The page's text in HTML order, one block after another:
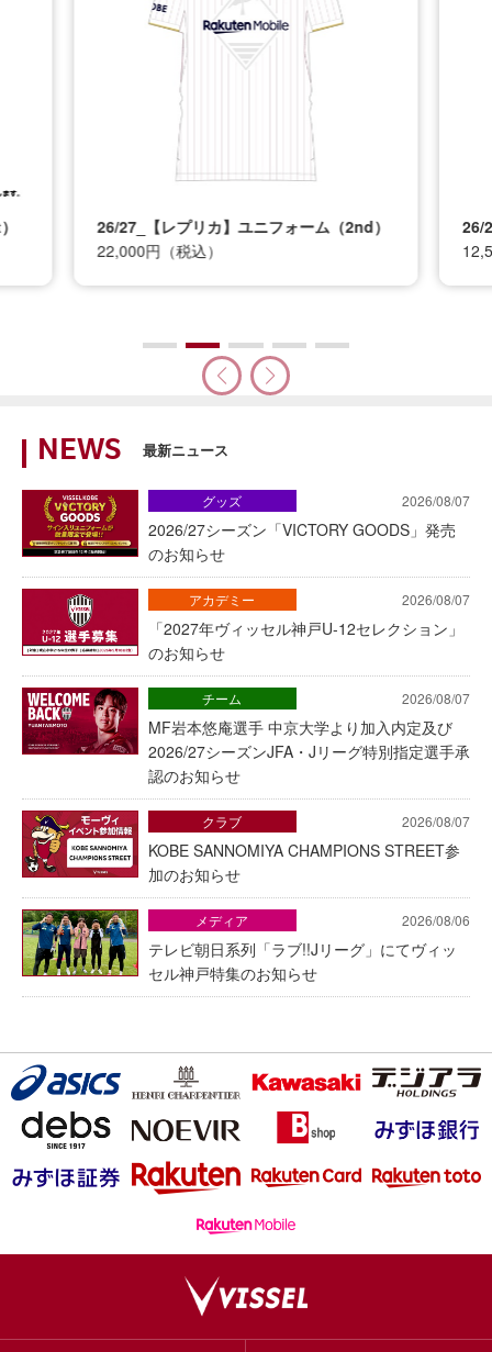
26/27_【レプリカ】ユニフォーム（2nd）
22,000円（税込）
26/
NEWS 最新ニュース
2026/08/07
2026/27シーズン「VICTORY GOODS」発売
のお知らせ
グッズ
2026/08/07
「2027年ヴィッセル神戸U-12セレクション」
のお知らせ
アカデミー
2026/08/07
MF岩本悠庵選手 中京大学より加入内定及び
2026/27シーズンJFA・Jリーグ特別指定選手承
認のお知らせ
チーム
2026/08/07
KOBE SANNOMIYA CHAMPIONS STREET参
加のお知らせ
クラブ
2026/08/06
テレビ朝日系列「ラブ!!Jリーグ」にてヴィッ
セル神戸特集のお知らせ
メディア